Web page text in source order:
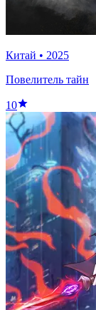
Китай • 2025
Повелитель тайн
10